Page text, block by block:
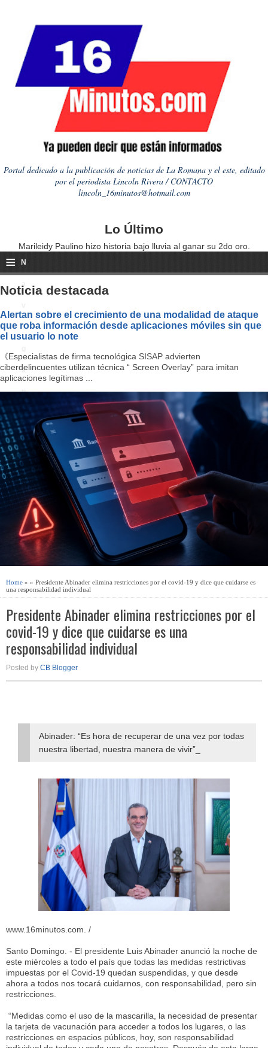
Portal dedicado a la publicación de noticias de La Romana y el este, editado
por el periodista Lincoln Rivera / CONTACTO
lincoln_16minutos@hotmail.com
Lo Último
Marileidy Paulino hizo historia bajo lluvia al ganar su 2do oro.
≡ N
a
i
a
ti
o
n
Noticia destacada
Alertan sobre el crecimiento de una modalidad de ataque
que roba información desde aplicaciones móviles sin que
el usuario lo note
《Especialistas de firma tecnológica SISAP advierten
ciberdelincuentes utilizan técnica “ Screen Overlay” para imitan
aplicaciones legítimas ...
Home » » Presidente Abinader elimina restricciones por el covid-19 y dice que cuidarse es
una responsabilidad individual
Presidente Abinader elimina restricciones por el
covid-19 y dice que cuidarse es una
responsabilidad individual
Posted by CB Blogger
Abinader: “Es hora de recuperar de una vez por todas
nuestra libertad, nuestra manera de vivir”_
www.16minutos.com. /
Santo Domingo. - El presidente Luis Abinader anunció la noche de
este miércoles a todo el país que todas las medidas restrictivas
impuestas por el Covid-19 quedan suspendidas, y que desde
ahora a todos nos tocará cuidarnos, con responsabilidad, pero sin
restricciones.
“Medidas como el uso de la mascarilla, la necesidad de presentar
la tarjeta de vacunación para acceder a todos los lugares, o las
restricciones en espacios públicos, hoy, son responsabilidad